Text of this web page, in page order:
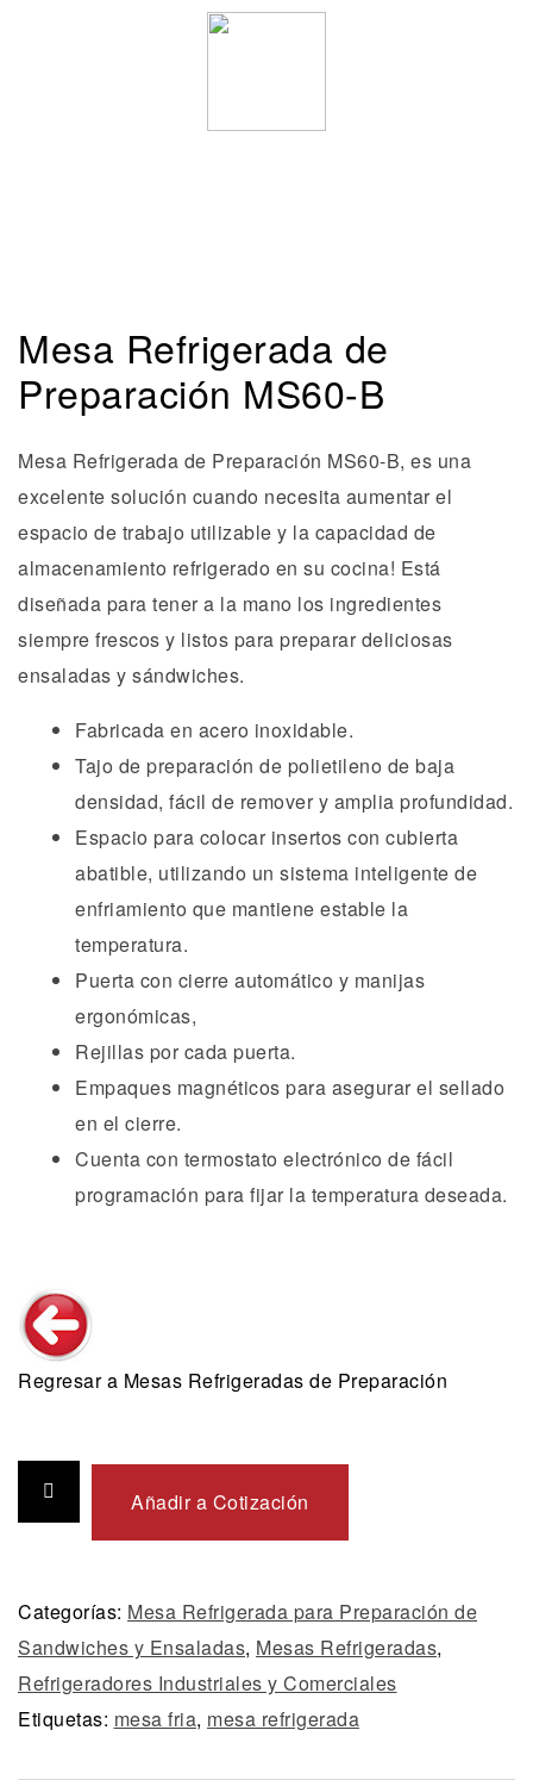
Mesa Refrigerada de
Preparación MS60-B
Mesa Refrigerada de Preparación MS60-B, es una
excelente solución cuando necesita aumentar el
espacio de trabajo utilizable y la capacidad de
almacenamiento refrigerado en su cocina! Está
diseñada para tener a la mano los ingredientes
siempre frescos y listos para preparar deliciosas
ensaladas y sándwiches.
Fabricada en acero inoxidable.
Tajo de preparación de polietileno de baja
densidad, fácil de remover y amplia profundidad.
Espacio para colocar insertos con cubierta
abatible, utilizando un sistema inteligente de
enfriamiento que mantiene estable la
temperatura.
Puerta con cierre automático y manijas
ergonómicas,
Rejillas por cada puerta.
Empaques magnéticos para asegurar el sellado
en el cierre.
Cuenta con termostato electrónico de fácil
programación para fijar la temperatura deseada.
Regresar a Mesas Refrigeradas de Preparación
Añadir a Cotización
Categorías: Mesa Refrigerada para Preparación de
Sandwiches y Ensaladas, Mesas Refrigeradas,
Refrigeradores Industriales y Comerciales
Etiquetas: mesa fria, mesa refrigerada